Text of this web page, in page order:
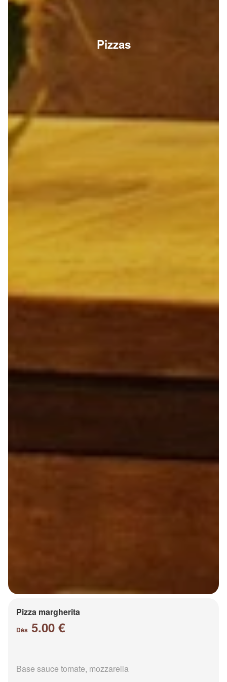
Pizzas
Pizza margherita
Dès 5.00 €
Base sauce tomate, mozzarella